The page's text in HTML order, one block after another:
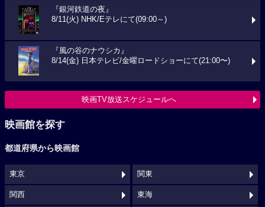
『銀河鉄道の夜』
8/11(火) NHK/Eテレにて(09:00～)
『風の谷のナウシカ』
8/14(金) 日本テレビ/金曜ロードショーにて(21:00〜)
映画TV放送スケジュールへ
映画館を探す
都道府県から映画館
東京 関東
関西 東海